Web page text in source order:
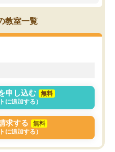
進める
に勉強
いる方
。
教室一覧
申し込む
無料
に追加する）
求する
無料
に追加する）